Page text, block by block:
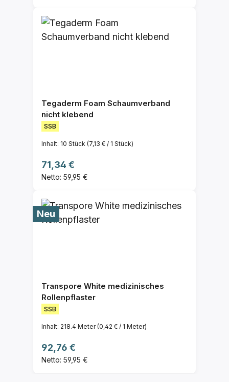
Tegaderm Foam Schaumverband
nicht klebend
SSB
Inhalt: 10 Stück (7,13 € / 1 Stück)
Regulärer Preis:
71,34 €
Netto: 59,95 €
Neu
Transpore White medizinisches
Rollenpflaster
SSB
Inhalt: 218.4 Meter(0,42 € / 1 Meter)
Regulärer Preis:
92,76 €
Netto: 59,95 €